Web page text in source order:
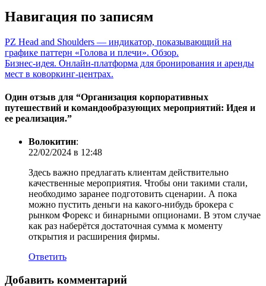
Навигация по записям
PZ Head and Shoulders — индикатор, показывающий на
графике паттерн «Голова и плечи». Обзор.
Бизнес-идея. Онлайн-платформа для бронирования и аренды
мест в коворкинг-центрах.
Один отзыв для “Организация корпоративных
путешествий и командообразующих мероприятий: Идея и
ее реализация.”
Волокитин:
22/02/2024 в 12:48
Здесь важно предлагать клиентам действительно
качественные мероприятия. Чтобы они такими стали,
необходимо заранее подготовить сценарии. А пока
можно пустить деньги на какого-нибудь брокера с
рынком Форекс и бинарными опционами. В этом случае
как раз наберётся достаточная сумма к моменту
открытия и расширения фирмы.
Ответить
Добавить комментарий